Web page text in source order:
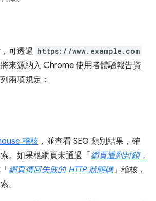
可透過 https://www.example.com
來源納入 Chrome 使用者體驗報告資
兩項規定：
稽核 ，並查看 SEO 類別結果，確
。如果根網頁未通過「 網頁遭到封鎖，
網頁傳回失敗的 HTTP 狀態碼」稽核，
。